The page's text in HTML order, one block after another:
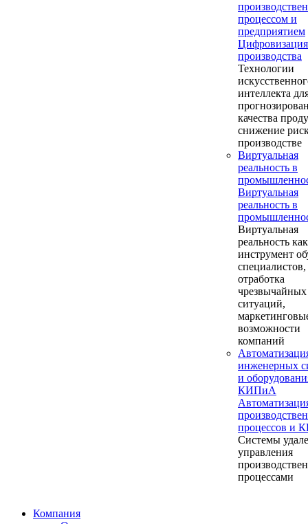
процессом и
предприятием
Цифровизация
производства
Технологии
интеллекта
качества
снижение
производстве
Виртуальная
реальность в
Виртуальная
реальность в
Виртуальная
реальность как
инструмент
специалистов,
отработка
чрезвычайных
ситуаций,
возможности
компаний
инженерных
и
КИПиА
процессов и
Системы
управления
процессами
Компания